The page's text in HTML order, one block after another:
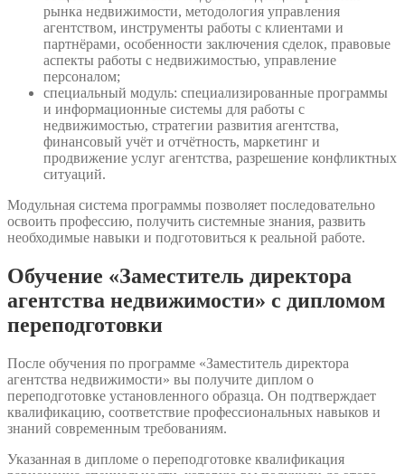
рынка недвижимости, методология управления
агентством, инструменты работы с клиентами и
партнёрами, особенности заключения сделок, правовые
аспекты работы с недвижимостью, управление
персоналом;
специальный модуль: специализированные программы
и информационные системы для работы с
недвижимостью, стратегии развития агентства,
финансовый учёт и отчётность, маркетинг и
продвижение услуг агентства, разрешение конфликтных
ситуаций.
Модульная система программы позволяет последовательно
освоить профессию, получить системные знания, развить
необходимые навыки и подготовиться к реальной работе.
Обучение «Заместитель директора
агентства недвижимости» с дипломом
переподготовки
После обучения по программе «Заместитель директора
агентства недвижимости» вы получите диплом о
переподготовке установленного образца. Он подтверждает
квалификацию, соответствие профессиональных навыков и
знаний современным требованиям.
Указанная в дипломе о переподготовке квалификация